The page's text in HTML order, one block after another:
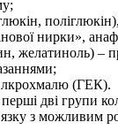
нирки»,
желатиноль) –
(ГЕК).
дві групи
з можливим